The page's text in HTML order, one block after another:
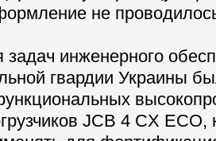
не
инженерного
гвардии Украины
JCB 4 CX ЕСО,